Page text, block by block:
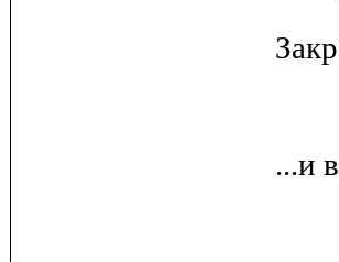
...и